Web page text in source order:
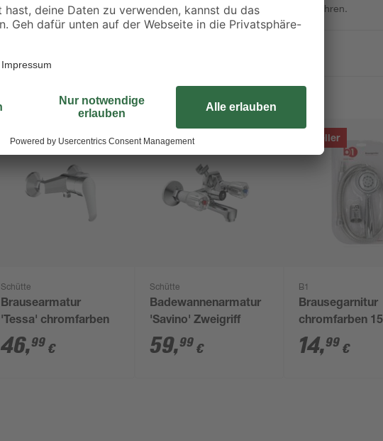
vergibt für das Produkt eine Garantie von drei Jahren.
Schütte
Brausearmatur
'Tessa' chromfarben
46,99 €
Schütte
Badewannenarmatur
'Savino' Zweigriff
59,99 €
Bestseller
B1
Brausegarnitur
chromfarben
14,99 €